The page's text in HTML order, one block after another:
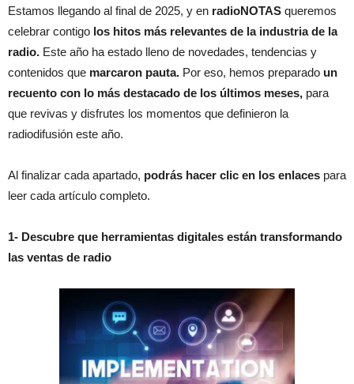
Estamos llegando al final de 2025, y en radioNOTAS queremos
celebrar contigo los hitos más relevantes de la industria de la
radio. Este año ha estado lleno de novedades, tendencias y
contenidos que marcaron pauta. Por eso, hemos preparado un
recuento con lo más destacado de los últimos meses, para
que revivas y disfrutes los momentos que definieron la
radiodifusión este año.
Al finalizar cada apartado, podrás hacer clic en los enlaces para
leer cada artículo completo.
1- Descubre que herramientas digitales están transformando
las ventas de radio